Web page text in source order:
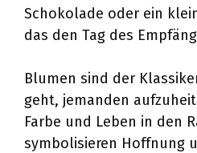
Schokolade oder ein
das den Tag des
Blumen sind der
geht, jemanden
Farbe und Leben in den
symbolisieren Hoffnung